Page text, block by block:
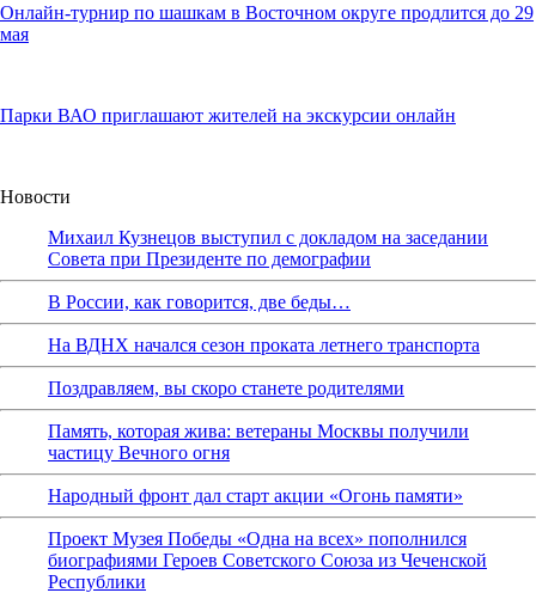
Онлайн-турнир по шашкам в Восточном округе продлится до 29
мая
Парки ВАО приглашают жителей на экскурсии онлайн
Новости
Михаил Кузнецов выступил с докладом на заседании
Совета при Президенте по демографии
В России, как говорится, две беды…
На ВДНХ начался сезон проката летнего транспорта
Поздравляем, вы скоро станете родителями
Память, которая жива: ветераны Москвы получили
частицу Вечного огня
Народный фронт дал старт акции «Огонь памяти»
Проект Музея Победы «Одна на всех» пополнился
биографиями Героев Советского Союза из Чеченской
Республики